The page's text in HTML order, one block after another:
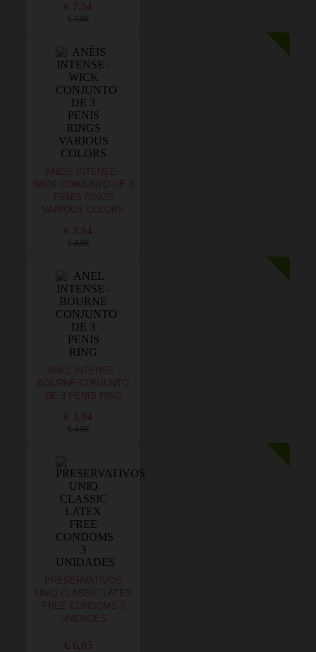
€ 7,54
€ 9,08
ANÉIS INTENSE -
WICK CONJUNTO DE 3
PENIS RINGS
VARIOUS COLORS
€ 3,94
€ 4,96
ANEL INTENSE -
BOURNE CONJUNTO
DE 3 PENIS RING
€ 3,94
€ 4,96
PRESERVATIVOS
UNIQ CLASSIC LATEX
FREE CONDOMS 3
UNIDADES
€ 6,65